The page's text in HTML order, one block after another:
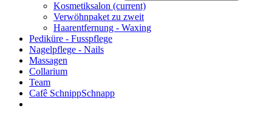
Kosmetiksalon (current)
Verwöhnpaket zu zweit
Haarentfernung - Waxing
Pediküre - Fusspflege
Nagelpflege - Nails
Massagen
Collarium
Team
Cafê SchnippSchnapp